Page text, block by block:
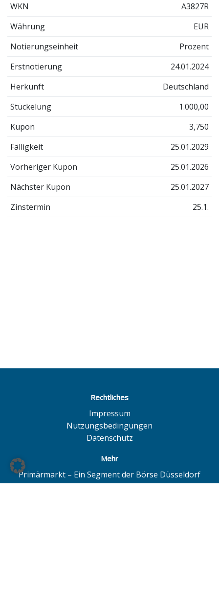
WKN
A3827R
Währung
EUR
Notierungseinheit
Prozent
Erstnotierung
24.01.2024
Herkunft
Deutschland
Stückelung
1.000,00
Kupon
3,750
Fälligkeit
25.01.2029
Vorheriger Kupon
25.01.2026
Nächster Kupon
25.01.2027
Zinstermin
25.1.
Rechtliches
Impressum
Nutzungsbedingungen
Datenschutz
Mehr
Primärmarkt – Ein Segment der Börse Düsseldorf
Quotrix – Ein System der Börse Düsseldorf